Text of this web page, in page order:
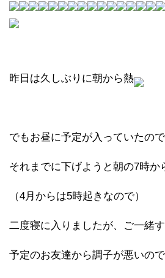
昨日は久しぶりに朝から熱
でもお昼に予定が入っていたので
それまでに下げようと朝の7時か
（4月からは5時起きなので）
二度寝に入りましたが、ご一緒
予定のお友達から調子が悪いので